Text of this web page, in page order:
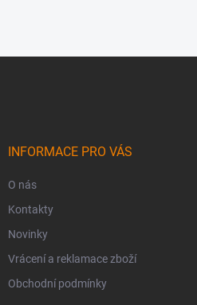
INFORMACE PRO VÁS
O nás
Kontakty
Novinky
Vrácení a reklamace zboží
Obchodní podmínky